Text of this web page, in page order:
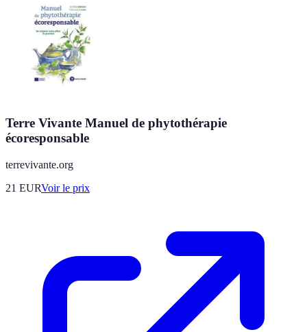
Terre Vivante Manuel de phytothérapie
écoresponsable
terrevivante.org
21 EURVoir le prix